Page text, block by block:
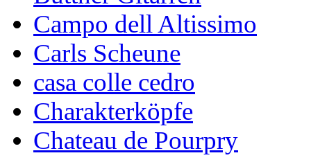
Campo dell Altissimo
Carls Scheune
casa colle cedro
Charakterköpfe
Chateau de Pourpry